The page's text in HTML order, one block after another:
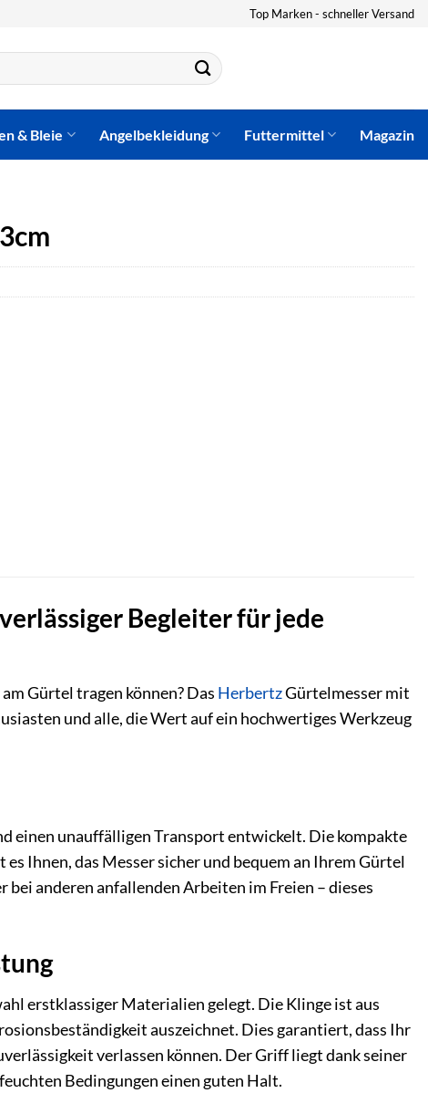
Top Marken - schneller Versand
& Bleie Angelbekleidung Futtermittel Magazin
Begleiter für jede
Gürtel tragen können? Das HerbertzGürtelmesser mit
und alle, die Wert auf ein hochwertiges Werkzeug
einen unauffälligen Transport entwickelt. Die kompakte
Ihnen, das Messer sicher und bequem an Ihrem Gürtel
anderen anfallenden Arbeiten im Freien – dieses
erstklassiger Materialien gelegt. Die Klinge ist aus
auszeichnet. Dies garantiert, dass Ihr
verlassen können. Der Griff liegt dank seiner
Bedingungen einen guten Halt.